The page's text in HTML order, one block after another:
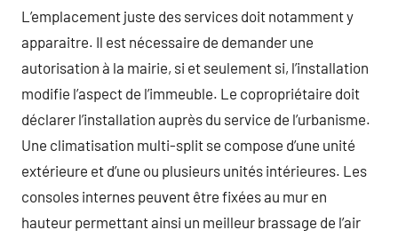
L’emplacement juste des services doit notamment y
apparaitre. Il est nécessaire de demander une
autorisation à la mairie, si et seulement si, l’installation
modifie l’aspect de l’immeuble. Le copropriétaire doit
déclarer l’installation auprès du service de l’urbanisme.
Une climatisation multi-split se compose d’une unité
extérieure et d’une ou plusieurs unités intérieures. Les
consoles internes peuvent être fixées au mur en
hauteur permettant ainsi un meilleur brassage de l’air